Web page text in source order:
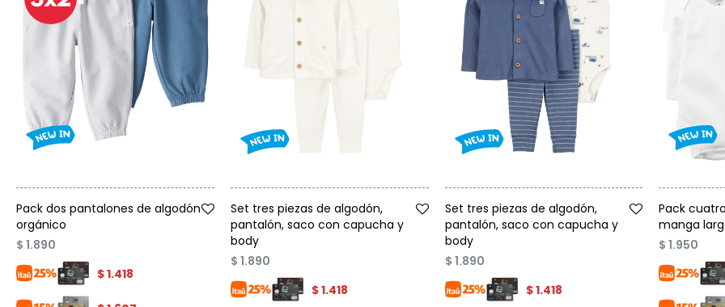
Pack dos pantalones de algodón
orgánico
$ 1.890
$1.418
Set tres piezas de algodón,
pantalón, saco con capucha y
body
$ 1.890
$1.418
Set tres piezas de algodón,
pantalón, saco con capucha y
body
$ 1.890
$1.418
Pack
manga
$ 1.950